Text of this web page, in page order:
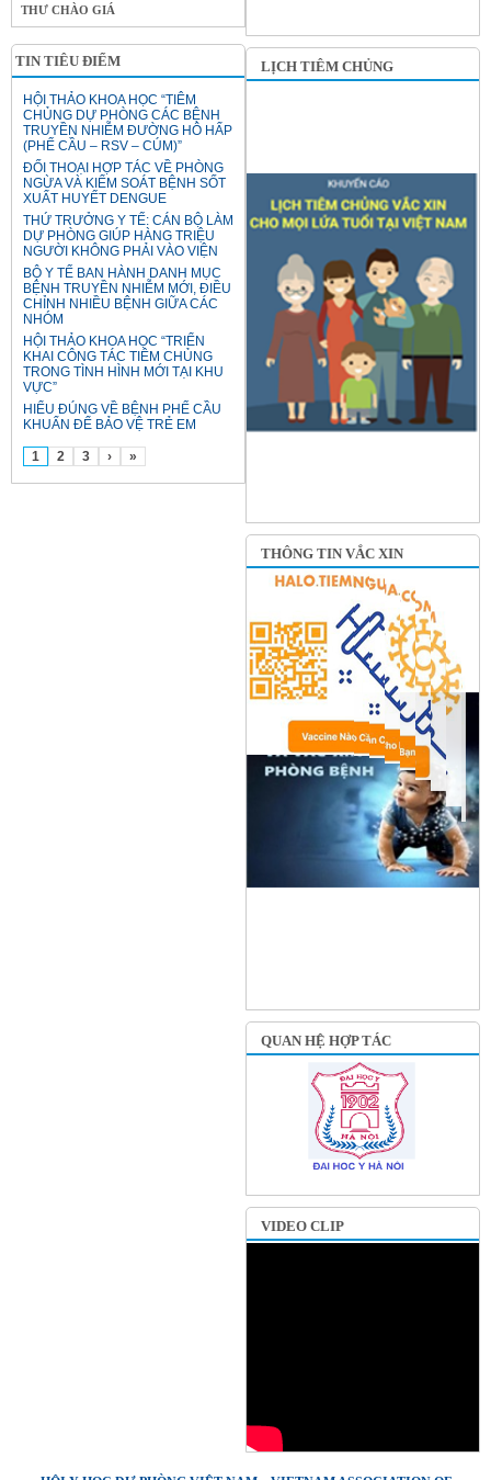
THƯ CHÀO GIÁ
TIN TIÊU ĐIỂM
HỘI THẢO KHOA HỌC “TIÊM
CHỦNG DỰ PHÒNG CÁC BỆNH
TRUYỀN NHIỄM ĐƯỜNG HÔ HẤP
(PHẾ CẦU – RSV – CÚM)”
ĐỐI THOẠI HỢP TÁC VỀ PHÒNG
NGỪA VÀ KIỂM SOÁT BỆNH SỐT
XUẤT HUYẾT DENGUE
THỨ TRƯỞNG Y TẾ: CÁN BỘ LÀM
DỰ PHÒNG GIÚP HÀNG TRIỆU
NGƯỜI KHÔNG PHẢI VÀO VIỆN
BỘ Y TẾ BAN HÀNH DANH MỤC
BỆNH TRUYỀN NHIỄM MỚI, ĐIỀU
CHỈNH NHIỀU BỆNH GIỮA CÁC
NHÓM
HỘI THẢO KHOA HỌC “TRIỂN
KHAI CÔNG TÁC TIÊM CHỦNG
TRONG TÌNH HÌNH MỚI TẠI KHU
VỰC”
HIỂU ĐÚNG VỀ BỆNH PHẾ CẦU
KHUẨN ĐỂ BẢO VỆ TRẺ EM
1 2 3 › »
LỊCH TIÊM CHỦNG
THÔNG TIN VẮC XIN
QUAN HỆ HỢP TÁC
VIDEO CLIP